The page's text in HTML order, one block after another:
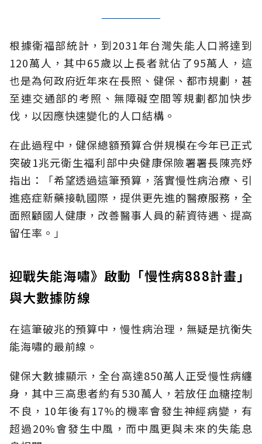
根據衛福部統計，到2031年台灣失能人口將達到
120萬人，其中65歲以上長者就佔了95萬人，這
也是為何政府近年來在長照、健保、都市規劃，甚
至連交通部的考照、無障礙空間等規劃都加快步
伐，以因應快速變化的人口結構。
在此過程中，健保總額預算合併規模在今年已正式
突破1兆元衛生福利部中央健康保險署署長陳亮妤
指出：「希望透過這筆預算，落實慢性病治療、引
進癌症新藥接軌國際，提供更先進的醫療服務，全
面照顧國人健康，改善醫事人員的薪資待遇、提高
留任率。」
迎戰失能海嘯》啟動「慢性病888計畫」
與大數據防線
在這筆破兆的預算中，慢性病治理，無疑是抗衡失
能海嘯的最前線。
健保大數據顯示，全台高達850萬人正受慢性病纏
身，其中三高患者約有530萬人，若放任血糖控制
不良，10年後有17%的機率會發生神經病變，有
超過20%會發生中風，而中風更與未來的失能息